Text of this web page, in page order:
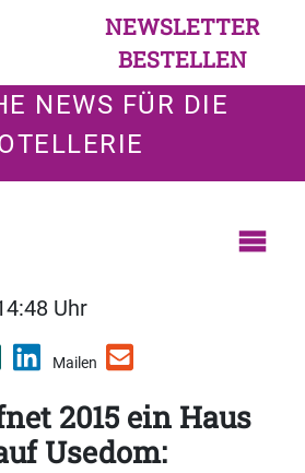
NEWSLETTER
BESTELLEN
NEWS FÜR DIE
Uhr
Mailen
2015 ein Haus
Usedom: